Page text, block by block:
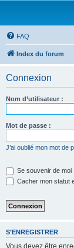
FAQ
Index du forum
Connexion
Nom d’utilisateur :
Mot de passe :
J’ai oublié mon mot de
Se souvenir de moi
Cacher mon statut
S’ENREGISTRER
Vous devez être